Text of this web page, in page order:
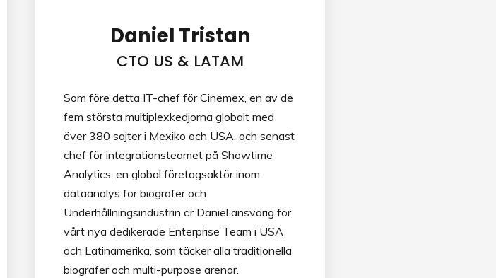
Daniel Tristan
CTO US & LATAM
Som före detta IT-chef för Cinemex, en av de
fem största multiplexkedjorna globalt med
över 380 sajter i Mexiko och USA, och senast
chef för integrationsteamet på Showtime
Analytics, en global företagsaktör inom
dataanalys för biografer och
Underhållningsindustrin är Daniel ansvarig för
vårt nya dedikerade Enterprise Team i USA
och Latinamerika, som täcker alla traditionella
biografer och multi-purpose arenor.